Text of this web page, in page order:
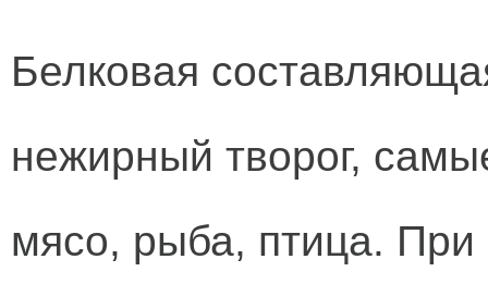
Белковая
нежирный творог,
мясо, рыба, птица. При